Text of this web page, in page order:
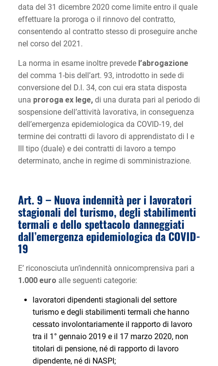
data del 31 dicembre 2020 come limite entro il quale
effettuare la proroga o il rinnovo del contratto,
consentendo al contratto stesso di proseguire anche
nel corso del 2021.
La norma in esame inoltre prevede l’abrogazione
del comma 1-bis dell’art. 93, introdotto in sede di
conversione del D.l. 34, con cui era stata disposta
una proroga ex lege,di una durata pari al periodo di
sospensione dell’attività lavorativa, in conseguenza
dell’emergenza epidemiologica da COVID-19, del
termine dei contratti di lavoro di apprendistato di I e
III tipo (duale) e dei contratti di lavoro a tempo
determinato, anche in regime di somministrazione.
Art. 9 – Nuova indennità per i lavoratori
stagionali del turismo, degli stabilimenti
termali e dello spettacolo danneggiati
dall’emergenza epidemiologica da COVID-
19
E’ riconosciuta un’indennità onnicomprensiva pari a
1.000 euro alle seguenti categorie:
lavoratori dipendenti stagionali del settore
turismo e degli stabilimenti termali che hanno
cessato involontariamente il rapporto di lavoro
tra il 1° gennaio 2019 e il 17 marzo 2020, non
titolari di pensione, né di rapporto di lavoro
dipendente, né di NASPI;